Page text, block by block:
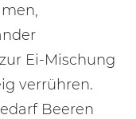
Ei-Mischung
verrühren.
Beeren